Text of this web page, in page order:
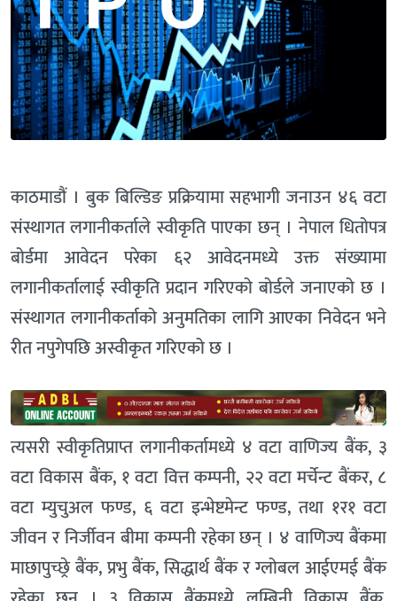
काठमाडौं । बुक बिल्डिङ प्रक्रियामा सहभागी जनाउन ४६ वटा
संस्थागत लगानीकर्ताले स्वीकृति पाएका छन् । नेपाल धितोपत्र
बोर्डमा आवेदन परेका ६२ आवेदनमध्ये उक्त संख्यामा
लगानीकर्तालाई स्वीकृति प्रदान गरिएको बोर्डले जनाएको छ ।
संस्थागत लगानीकर्ताको अनुमतिका लागि आएका निवेदन भने
रीत नपुगेपछि अस्वीकृत गरिएको छ ।
त्यसरी स्वीकृतिप्राप्त लगानीकर्तामध्ये ४ वटा वाणिज्य बैंक, ३
वटा विकास बैंक, १ वटा वित्त कम्पनी, २२ वटा मर्चेन्ट बैंकर, ८
वटा म्युचुअल फण्ड, ६ वटा इन्भेष्टमेन्ट फण्ड, तथा १र१ वटा
जीवन र निर्जीवन बीमा कम्पनी रहेका छन् । ४ वाणिज्य बैंकमा
माछापुच्छ्रे बैंक, प्रभु बैंक, सिद्धार्थ बैंक र ग्लोबल आईएमई बैंक